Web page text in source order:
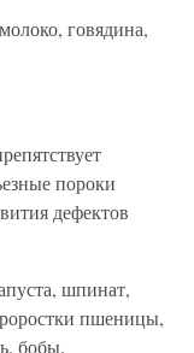
говядина,
пороки
дефектов
шпинат,
пшеницы,
бобы,